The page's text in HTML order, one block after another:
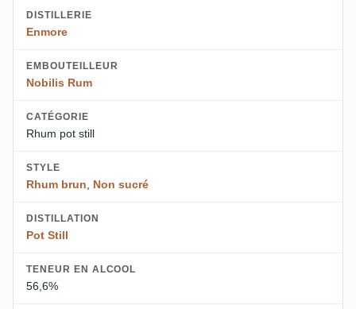
DISTILLERIE
Enmore
EMBOUTEILLEUR
Nobilis Rum
CATÉGORIE
Rhum pot still
STYLE
Rhum brun, Non sucré
DISTILLATION
Pot Still
TENEUR EN ALCOOL
56,6%